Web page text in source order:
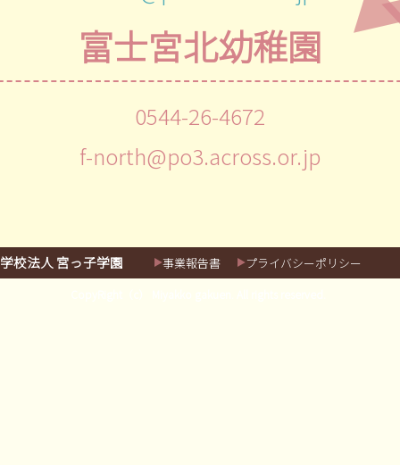
富士宮北幼稚園
0544-26-4672
f-north@po3.across.or.jp
学校法人 宮っ子学園 事業報告書 プライバシーポリシー